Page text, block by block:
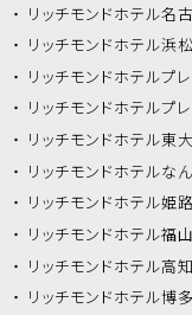
リッチモンドホテル名
リッチモンドホテル浜松
リッチモンドホテルプ
リッチモンドホテルプ
リッチモンドホテル東
リッチモンドホテルな
リッチモンドホテル姫路
リッチモンドホテル福
リッチモンドホテル高知
リッチモンドホテル博